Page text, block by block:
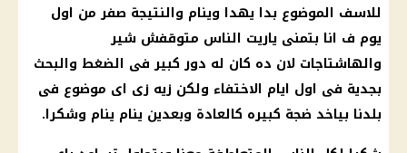
للاسف الموضوع بدا يهدا وينام والنتيجة صفر من اول
يوم ف انا بتمنى ياريت الناس متوقفش شير
والهاشتاجات لان ده كان له دور كبير فى الضغط والبحث
بجدية فى اول ايام الاختفاء ولكن زيه زى اى موضوع فى
بلدنا بياخد ضجة كبيره كالعادة وبعدين ينام ينام وشكرا.